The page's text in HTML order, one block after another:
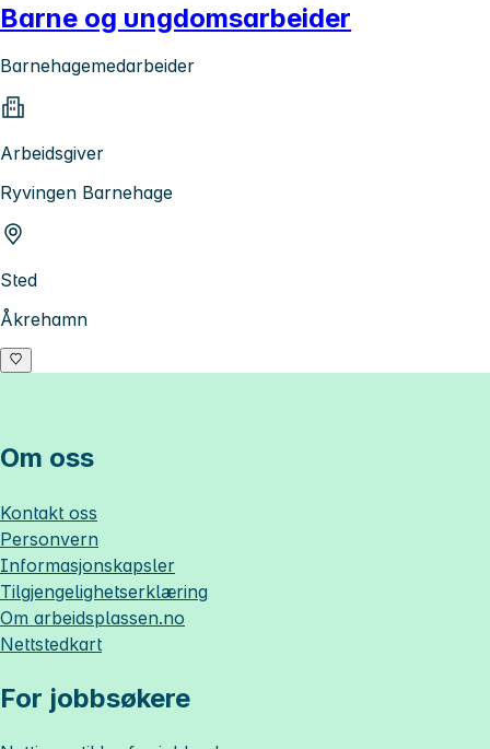
Barne og ungdomsarbeider
Barnehagemedarbeider
Arbeidsgiver
Ryvingen Barnehage
Sted
Åkrehamn
Om oss
Kontakt oss
Personvern
Informasjonskapsler
Tilgjengelighetserklæring
Om arbeidsplassen.no
Nettstedkart
For jobbsøkere